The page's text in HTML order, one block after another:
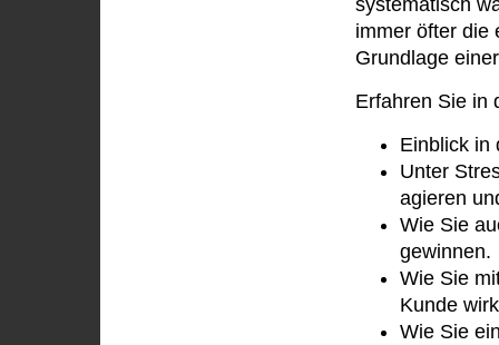
systematisch
immer öfter die
Grundlage
Erfahren Sie in
Einblick in
Unter
agieren
Wie Sie
gewinnen.
Wie Sie
Kunde
Wie Sie